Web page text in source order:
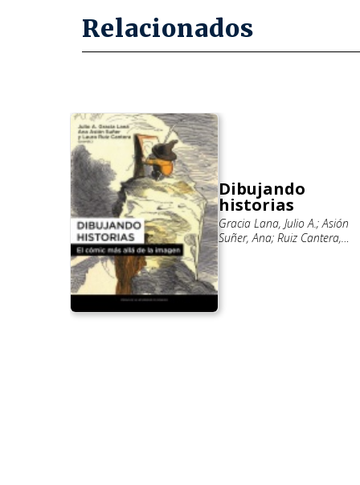
Relacionados
Dibujando
historias
Gracia Lana, Julio A.; Asión
Suñer, Ana; Ruiz Cantera,